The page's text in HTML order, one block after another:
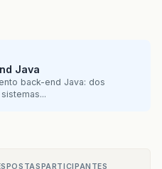
Java
back-end Java: dos
PARTICIPANTES